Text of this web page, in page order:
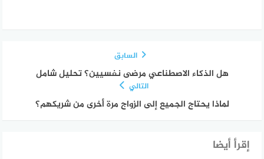
السابق
هل الذكاء الاصطناعي مرضى نفسيين؟ تحليل شامل
التالي
لماذا يحتاج الجميع إلى الزواج مرة أخرى من شريكهم؟
إقرأ أيضا